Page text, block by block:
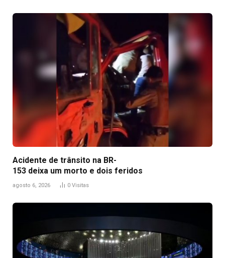
Acidente de trânsito na BR-
153 deixa um morto e dois feridos
agosto 6, 2026 0 Visitas